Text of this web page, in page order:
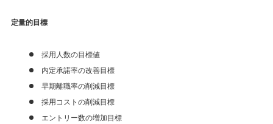
定量的目標
採用人数の目標値
内定承諾率の改善目標
早期離職率の削減目標
採用コストの削減目標
エントリー数の増加目標